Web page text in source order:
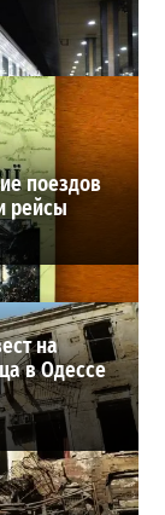
на АЗС
поездов
рейсы
на
в Одессе